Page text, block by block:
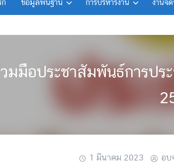
ข้อมูลพื้นฐาน การบริหารงาน งานจั
วมมือประชาสัมพันธ์การป
1 มีนาคม 2023 อบ